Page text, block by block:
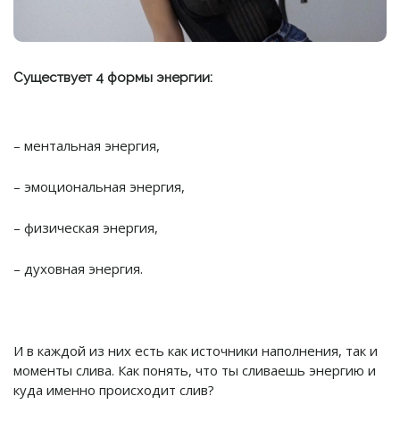
Существует 4 формы энергии:
– ментальная энергия,⠀
– эмоциональная энергия,
– физическая энергия,
– духовная энергия.
И в каждой из них есть как источники наполнения, так и
моменты слива. Как понять, что ты сливаешь энергию и
куда именно происходит слив?